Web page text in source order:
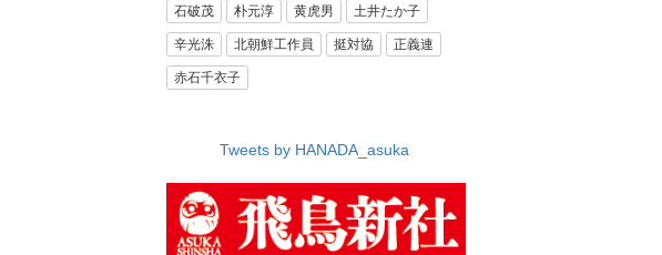
石破茂 朴元淳 黄虎男 土井たか子
辛光洙 北朝鮮工作員 挺対協 正義連
赤石千衣子
Tweets by HANADA_asuka